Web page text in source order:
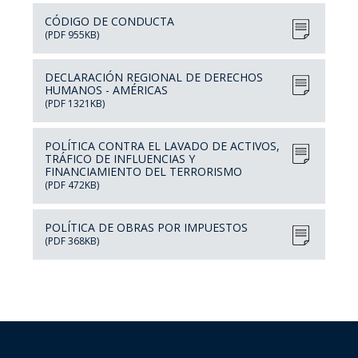
Intranet Gold Fields
CÓDIGO DE CONDUCTA
(PDF 955KB)
DECLARACIÓN REGIONAL DE DERECHOS
HUMANOS - AMÉRICAS
(PDF 1321KB)
POLÍTICA CONTRA EL LAVADO DE ACTIVOS,
TRÁFICO DE INFLUENCIAS Y
FINANCIAMIENTO DEL TERRORISMO
(PDF 472KB)
POLÍTICA DE OBRAS POR IMPUESTOS
(PDF 368KB)